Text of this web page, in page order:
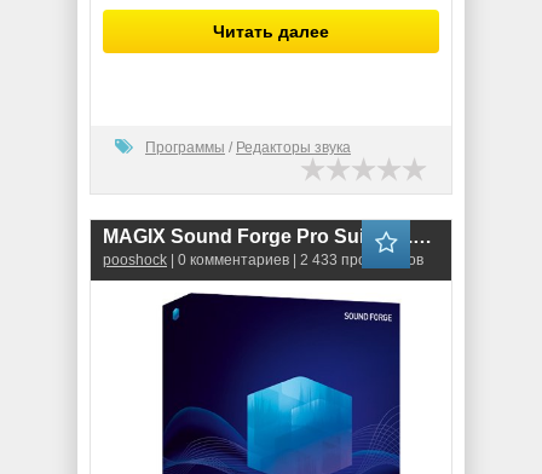
Читать далее
Программы / Редакторы звука
MAGIX Sound Forge Pro Suite 16.1.2.55 RUS-ENG
pooshock | 0 комментариев | 2 433 просмотров